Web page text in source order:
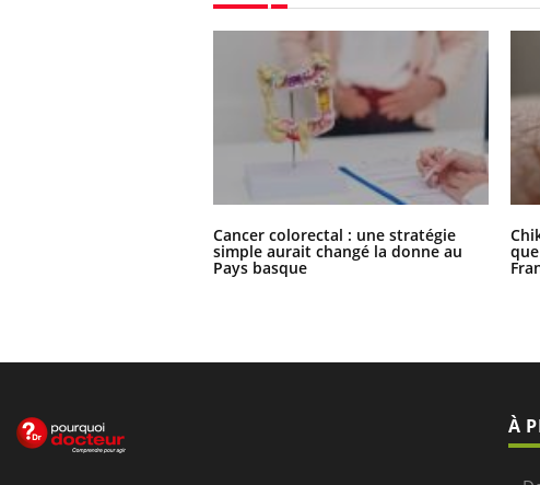
Cancer colorectal : une stratégie
simple aurait changé la donne au
Pays basque
À